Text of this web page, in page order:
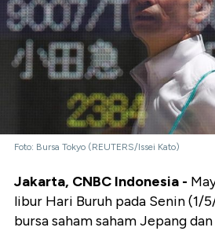
Foto: Bursa Tokyo (REUTERS/Issei Kato)
Jakarta, CNBC Indonesia -
libur Hari Buruh pada Senin (1/
bursa saham saham Jepang